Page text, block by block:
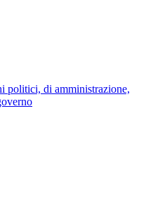
politici, di amministrazione,